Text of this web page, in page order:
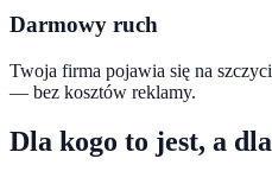
Darmowy ruch
Twoja firma pojawia się na
— bez kosztów reklamy.
Dla kogo to jest, a